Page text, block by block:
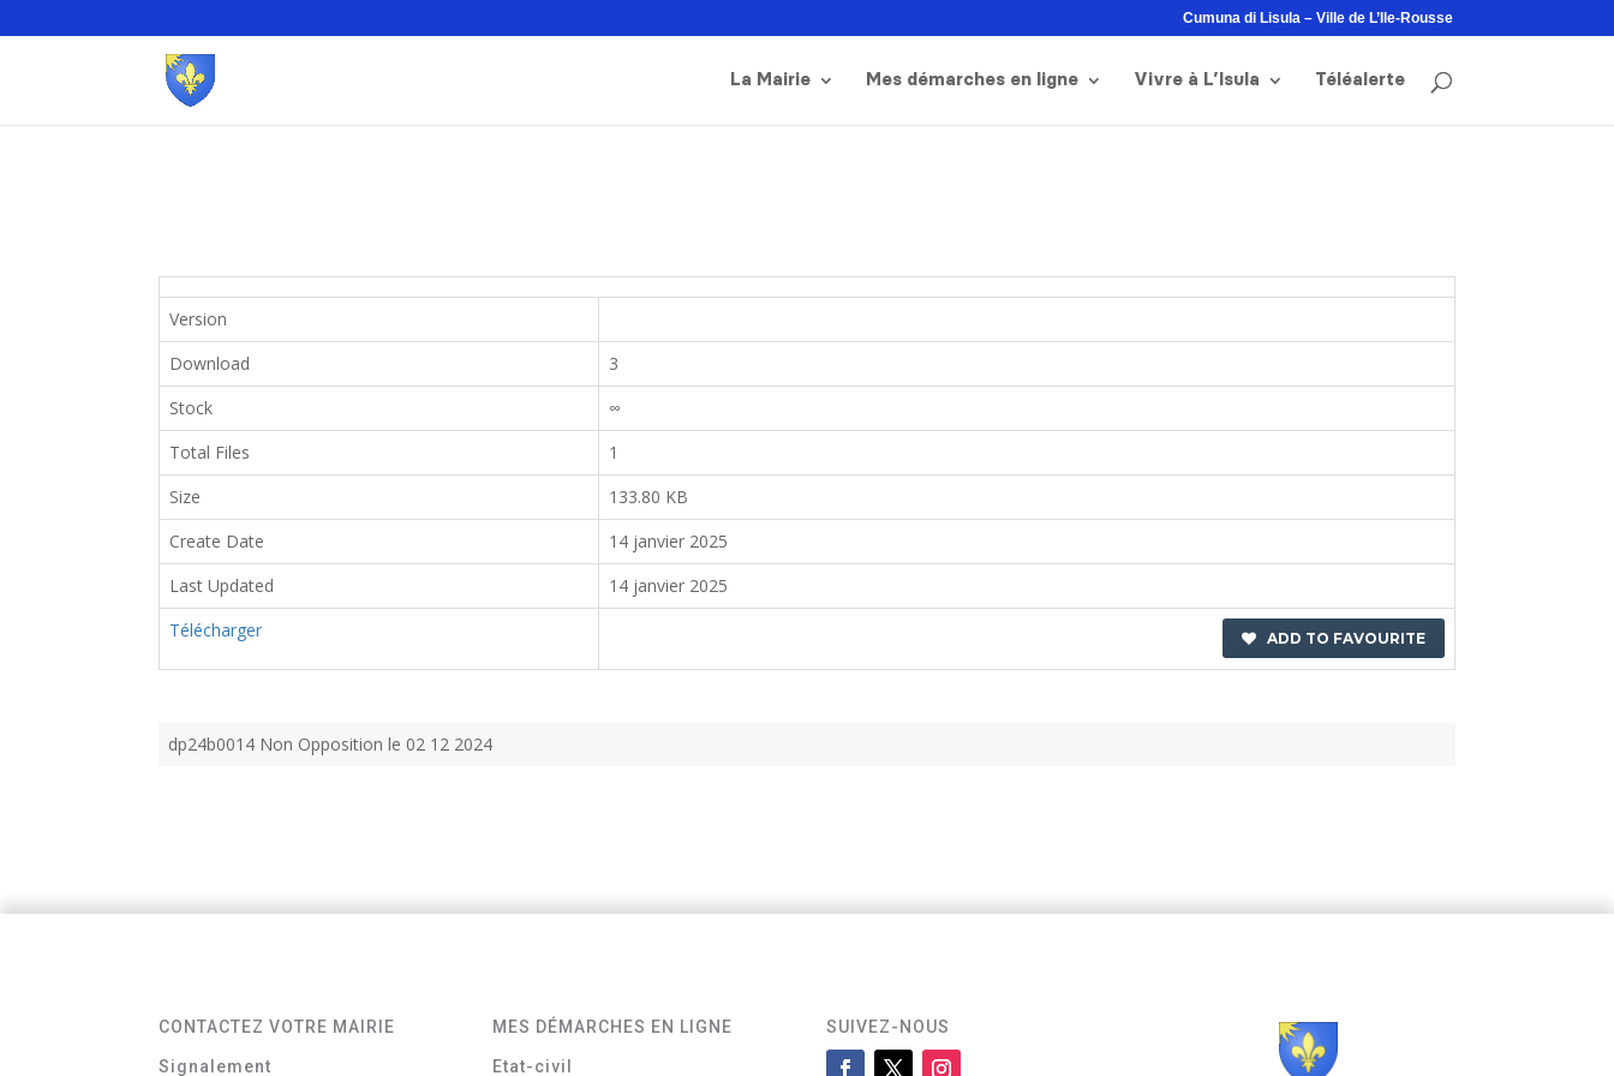
Cumuna di Lisula – Ville de L’Ile-Rousse
La Mairie Mes démarches en ligne Vivre à L’Isula Téléalerte
Version
Download
3
Stock
∞
Total Files
1
Size
133.80 KB
Create Date
14 janvier 2025
Last Updated
14 janvier 2025
Télécharger
ADD TO FAVOURITE
dp24b0014 Non Opposition le 02 12 2024
CONTACTEZ VOTRE MAIRIE
Signalement
MES DÉMARCHES EN LIGNE
Etat-civil
SUIVEZ-NOUS